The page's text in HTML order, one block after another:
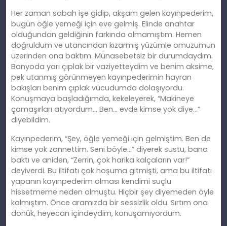
Her zaman sabah işe gidip, akşam gelen kayınpederim,
bugün öğle yemeği için eve gelmiş. Elinde anahtar
olduğundan geldiğinin farkında olmamıştım. Hemen
doğruldum ve utancından kızarmış yüzümle omuzumun
üzerinden ona baktım. Münasebetsiz bir durumdaydım.
Banyoda yarı çıplak bir vaziyetteydim ve benim aksime,
pek utanmış görünmeyen kayınpederimin hayran
bakışları benim çıplak vücudumda dolaşıyordu.
Konuşmaya başladığımda, kekeleyerek, “Makineye
çamaşırları atıyordum… Ben… evde kimse yok diye…”
diyebildim.
Kayınpederim, “Şey, öğle yemeği için gelmiştim. Ben de
kimse yok zannettim. Seni böyle…” diyerek sustu, bana
baktı ve aniden, “Zerrin, çok harika kalçaların var!”
deyiverdi. Bu iltifatı çok hoşuma gitmişti, ama bu iltifatı
yapanın kayınpederim olması kendimi suçlu
hissetmeme neden olmuştu. Hiçbir şey diyemeden öyle
kalmıştım. Önce aramızda bir sessizlik oldu. Sırtım ona
dönük, heyecan içindeydim, konuşamıyordum.